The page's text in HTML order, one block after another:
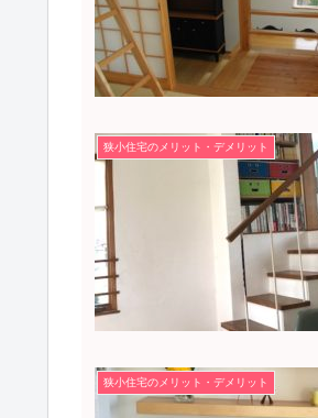
狭小住宅のメリット・デメリット
狭小住宅のメリット・デメリット